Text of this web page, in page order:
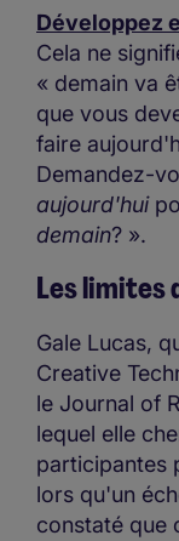
Développez
Cela ne
« demain va
que vous
faire
Demandez-
aujourd'hui
demain? ».
Les limites
Gale Lucas,
Creative
le Journal of
lequel elle
participantes
lors qu'un
constaté que